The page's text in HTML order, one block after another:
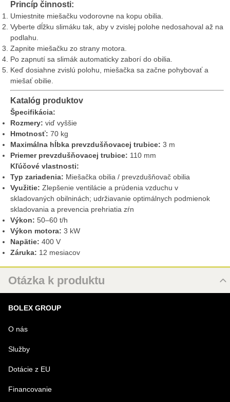
Princíp činnosti:
Umiestnite miešačku vodorovne na kopu obilia.
Vyberte dĺžku slimáku tak, aby v zvislej polohe nedosahoval až na
podlahu.
Zapnite miešačku zo strany motora.
Po zapnutí sa slimák automaticky zaborí do obilia.
Keď dosiahne zvislú polohu, miešačka sa začne pohybovať a
miešať obilie.
Katalóg produktov
Špecifikácia:
Rozmery: viď vyššie
Hmotnosť: 70 kg
Maximálna hĺbka prevzdušňovacej trubice: 3 m
Priemer prevzdušňovacej trubice: 110 mm
Kľúčové vlastnosti:
Typ zariadenia: Miešačka obilia / prevzdušňovač obilia
Využitie: Zlepšenie ventilácie a prúdenia vzduchu v
skladovaných obilninách; udržiavanie optimálnych podmienok
skladovania a prevencia prehriatia zŕn
Výkon: 50–60 t/h
Výkon motora: 3 kW
Napätie: 400 V
Záruka: 12 mesiacov
Otázka k produktu
MENO
VÁŠ E-MAIL
VAŠA OTÁZKA K PRODUKTU
BOLEX GROUP
O nás
Služby
Dotácie z EU
Financovanie